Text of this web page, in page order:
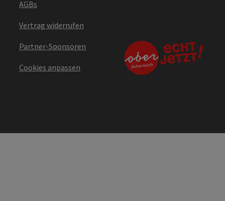
AGBs
Vertrag widerrufen
Partner-Sponsoren
Cookies anpassen